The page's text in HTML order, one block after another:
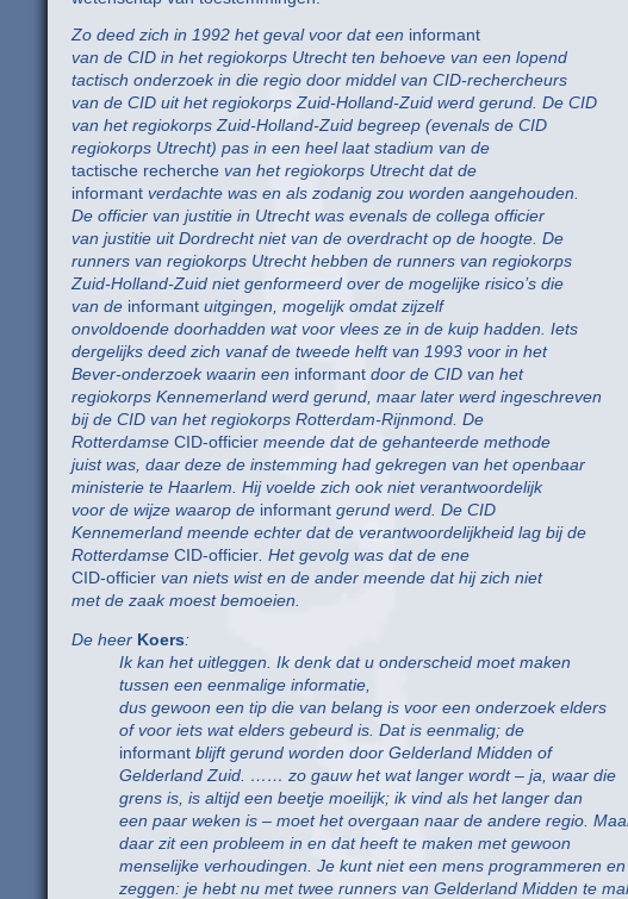
Zo deed zich in 1992 het geval voor dat een informant
van de CID in het regiokorps Utrecht ten behoeve van een lopend
tactisch onderzoek in die regio door middel van CID-rechercheurs
van de CID uit het regiokorps Zuid-Holland-Zuid werd gerund. De CID
van het regiokorps Zuid-Holland-Zuid begreep (evenals de CID
regiokorps Utrecht) pas in een heel laat stadium van de
tactische recherche van het regiokorps Utrecht dat de
informant verdachte was en als zodanig zou worden aangehouden.
De officier van justitie in Utrecht was evenals de collega officier
van justitie uit Dordrecht niet van de overdracht op de hoogte. De
runners van regiokorps Utrecht hebben de runners van regiokorps
Zuid-Holland-Zuid niet genformeerd over de mogelijke risico’s die
van de informant uitgingen, mogelijk omdat zijzelf
onvoldoende doorhadden wat voor vlees ze in de kuip hadden. Iets
dergelijks deed zich vanaf de tweede helft van 1993 voor in het
Bever-onderzoek waarin een informant door de CID van het
regiokorps Kennemerland werd gerund, maar later werd ingeschreven
bij de CID van het regiokorps Rotterdam-Rijnmond. De
Rotterdamse CID-officier meende dat de gehanteerde methode
juist was, daar deze de instemming had gekregen van het openbaar
ministerie te Haarlem. Hij voelde zich ook niet verantwoordelijk
voor de wijze waarop de informant gerund werd. De CID
Kennemerland meende echter dat de verantwoordelijkheid lag bij de
Rotterdamse CID-officier . Het gevolg was dat de ene
CID-officier van niets wist en de ander meende dat hij zich niet
met de zaak moest bemoeien.
De heer Koers:
Ik kan het uitleggen. Ik denk dat u onderscheid moet maken
tussen een eenmalige informatie,
dus gewoon een tip die van belang is voor een onderzoek elders
of voor iets wat elders gebeurd is. Dat is eenmalig; de
informant blijft gerund worden door Gelderland Midden of
Gelderland Zuid. …… zo gauw het wat langer wordt – ja, waar die
grens is, is altijd een beetje moeilijk; ik vind als het langer dan
een paar weken is – moet het overgaan naar de andere regio.
daar zit een probleem in en dat heeft te maken met gewoon
menselijke verhoudingen. Je kunt niet een mens programmeren en
zeggen: je hebt nu met twee runners van Gelderland Midden te